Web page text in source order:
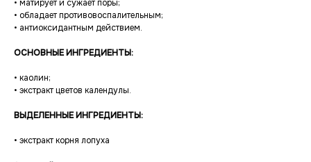
• матирует и сужает поры;
• обладает противовоспалительным;
• антиоксидантным действием.
ОСНОВНЫЕ ИНГРЕДИЕНТЫ:
• каолин;
• экстракт цветов календулы.
ВЫДЕЛЕННЫЕ ИНГРЕДИЕНТЫ:
• экстракт корня лопуха